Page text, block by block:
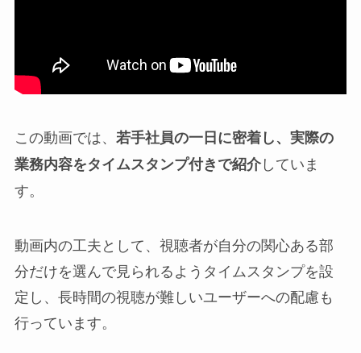
この動画では、 若手社員の一日に密着し、実際の
業務内容をタイムスタンプ付きで紹介していま
す。
動画内の工夫として、視聴者が自分の関心ある部
分だけを選んで見られるようタイムスタンプを設
定し、長時間の視聴が難しいユーザーへの配慮も
行っています。